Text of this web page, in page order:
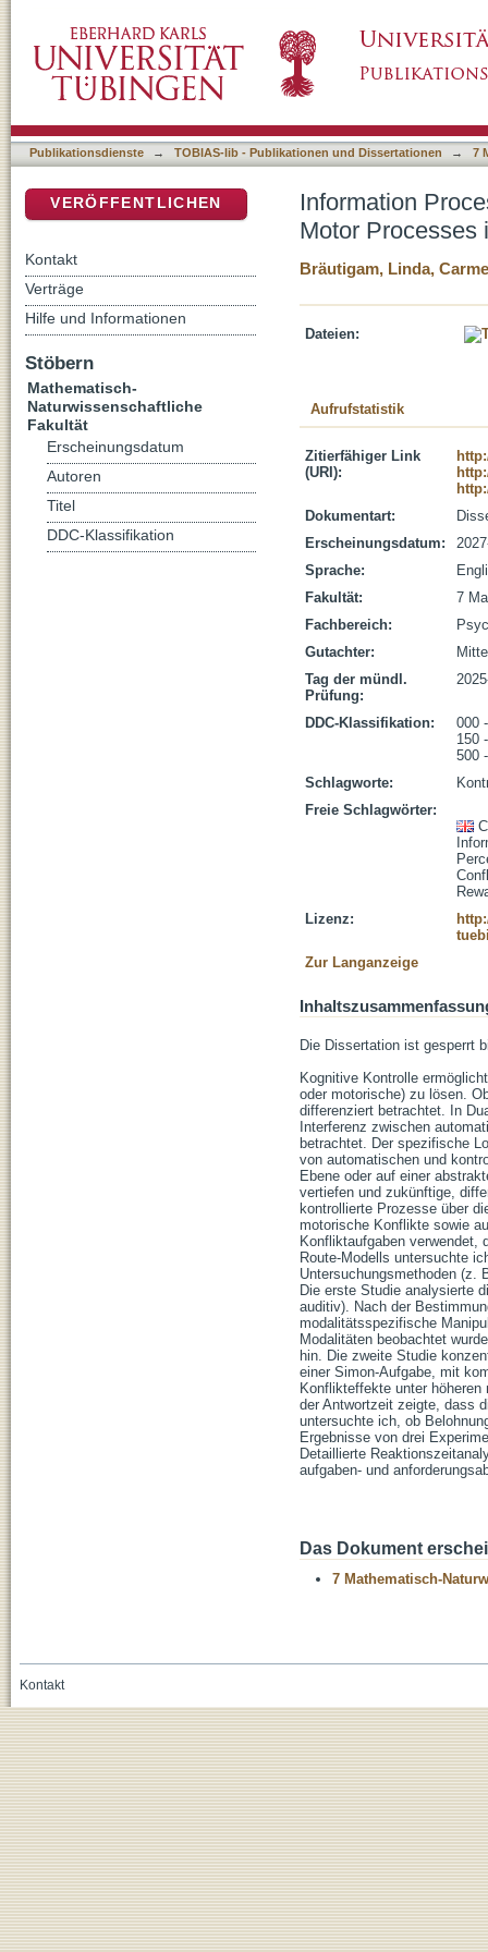
Resolution
Publikationsdienste → TOBIAS-lib - Publikationen und Dissertationen → 7
Information
Motor Processes
Bräutigam, Linda,
Dateien:
Aufrufstatistik
Zitierfähiger Link
(URI):
Dokumentart:
Erscheinungsdatum:
Sprache:
Fakultät:
7
Fachbereich:
Gutachter:
Tag der mündl.
Prüfung:
DDC-Klassifikation:
000
150
500
Schlagworte:
Freie Schlagwörter:
Lizenz:
Zur Langanzeige
Die Dissertation ist gesperrt
Kognitive Kontrolle
oder motorische) zu lösen.
differenziert betrachtet. In
Interferenz zwischen
betrachtet. Der spezifische
von automatischen und
Ebene oder auf einer
vertiefen und zukünftige,
kontrollierte Prozesse über
motorische Konflikte sowie
Konfliktaufgaben verwendet,
Route-Modells untersuchte
Untersuchungsmethoden (z.
Die erste Studie analysierte
auditiv). Nach der
modalitätsspezifische
Modalitäten beobachtet
hin. Die zweite Studie
einer Simon-Aufgabe, mit
Konflikteffekte unter
der Antwortzeit zeigte, dass
untersuchte ich, ob
Ergebnisse von drei
Detaillierte
aufgaben- und
Das Dokument
7 Mathematisch-
VERÖFFENTLICHEN
Kontakt
Verträge
Hilfe und Informationen
Stöbern
Mathematisch-
Naturwissenschaftliche
Fakultät
Erscheinungsdatum
Autoren
Titel
DDC-Klassifikation
Kontakt